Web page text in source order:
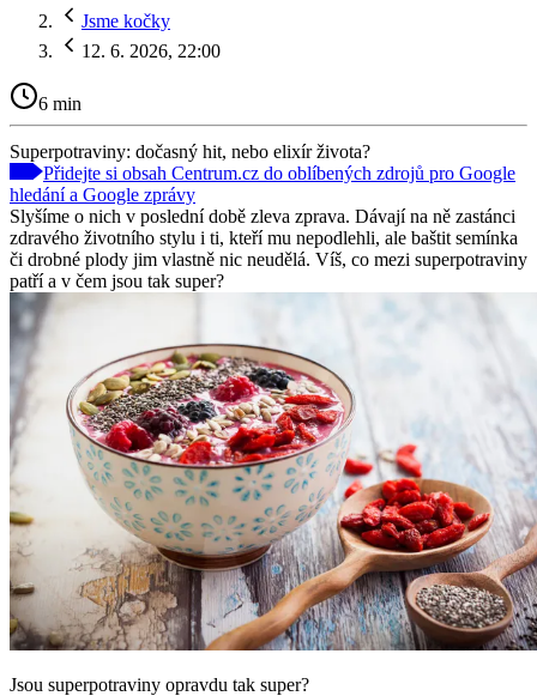
Jsme kočky
12. 6. 2026, 22:00
6 min
Superpotraviny: dočasný hit, nebo elixír života?
Přidejte si obsah Centrum.cz do oblíbených zdrojů pro Google
hledání a Google zprávy
Slyšíme o nich v poslední době zleva zprava. Dávají na ně zastánci
zdravého životního stylu i ti, kteří mu nepodlehli, ale baštit semínka
či drobné plody jim vlastně nic neudělá. Víš, co mezi superpotraviny
patří a v čem jsou tak super?
Jsou superpotraviny opravdu tak super?